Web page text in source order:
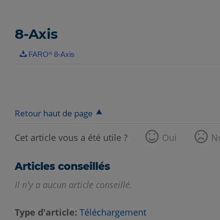
8-Axis
FARO® 8-Axis
Retour haut de page
Cet article vous a été utile ? Oui
Articles conseillés
Il n'y a aucun article conseillé.
Type d'article Téléchargement